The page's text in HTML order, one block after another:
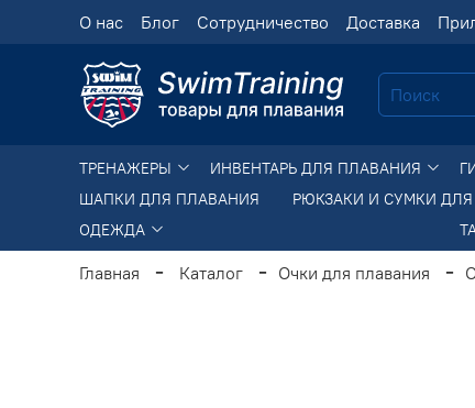
О нас Блог Сотрудничество Доставка
ТРЕНАЖЕРЫ ИНВЕНТАРЬ ДЛЯ ПЛАВАНИЯ
ШАПКИ ДЛЯ ПЛАВАНИЯ
РЮКЗАКИ И СУМКИ
ОДЕЖДА
Главная Каталог Очки для плавания